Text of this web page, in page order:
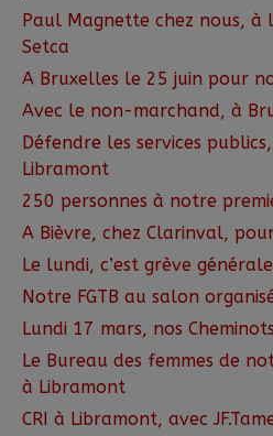
Paul Magnette chez nous, à
Setca
A Bruxelles le 25 juin pour
Avec le non-marchand, à
Défendre les services publics,
Libramont
250 personnes à notre
A Bièvre, chez Clarinval,
Le lundi, c’est grève
Notre FGTB au salon
Lundi 17 mars, nos
Le Bureau des femmes de
à Libramont
CRI à Libramont, avec